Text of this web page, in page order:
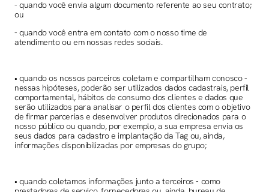
- quando você envia algum documento referente ao seu contrato;
ou
- quando você entra em contato com o nosso time de
atendimento ou em nossas redes sociais.
• quando os nossos parceiros coletam e compartilham conosco -
nessas hipóteses, poderão ser utilizados dados cadastrais, perfil
comportamental, hábitos de consumo dos clientes e dados que
serão utilizados para analisar o perfil dos clientes com o objetivo
de firmar parcerias e desenvolver produtos direcionados para o
nosso público ou quando, por exemplo, a sua empresa envia os
seus dados para cadastro e implantação da Tag ou, ainda,
informações disponibilizadas por empresas do grupo;
• quando coletamos informações junto a terceiros - como